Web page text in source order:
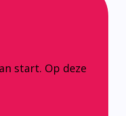
start. Op deze